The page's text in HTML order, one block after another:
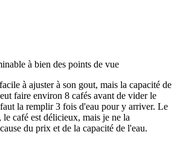
à bien des points de vue
à ajuster à son gout, mais la capacité de
faire environ 8 cafés avant de vider le
la remplir 3 fois d'eau pour y arriver. Le
le café est délicieux, mais je ne la
du prix et de la capacité de l'eau.